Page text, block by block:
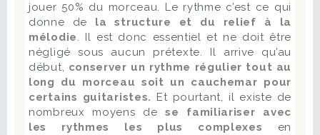
jouer 50% du morceau. Le rythme c’est ce qui
donne de la structure et du relief à la
mélodie. Il est donc essentiel et ne doit être
négligé sous aucun prétexte. Il arrive qu’au
début, conserver un rythme régulier tout au
long du morceau soit un cauchemar pour
certains guitaristes.
Et pourtant, il existe de
nombreux moyens dese familiariser avec
les rythmes les plus complexes en